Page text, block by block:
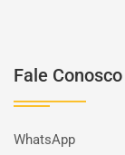
Fale Conosco
WhatsApp